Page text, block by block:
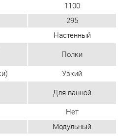
Узкий
Для ванной
Нет
Модульный
Распашные
Глухой
Однодверные
Нет
Да